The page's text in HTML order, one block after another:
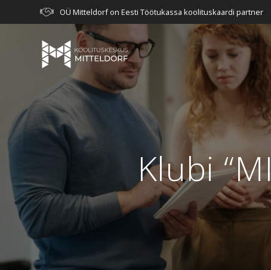
to
OÜ Mitteldorf on Eesti Töötukassa koolituskaardi partner
Klubi